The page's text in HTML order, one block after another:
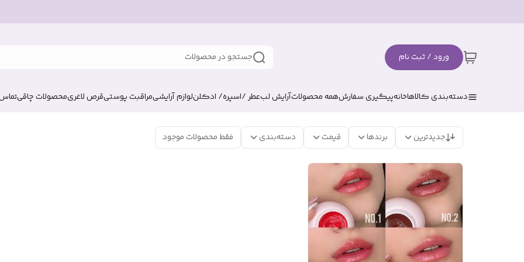
ورود / ثبت نام جستجو در محصولات
دسته‌بندی کالاهاخانهپیگیری سفارشهمه محصولاتآرایش لبعطر /اسپره/ ادکلنلوازم آرایشیمراقبت پوستیقرص لاغریمحصولات چاقیتماس
جدیدترین برندها قیمت دسته‌بندی فقط محصولات موجود